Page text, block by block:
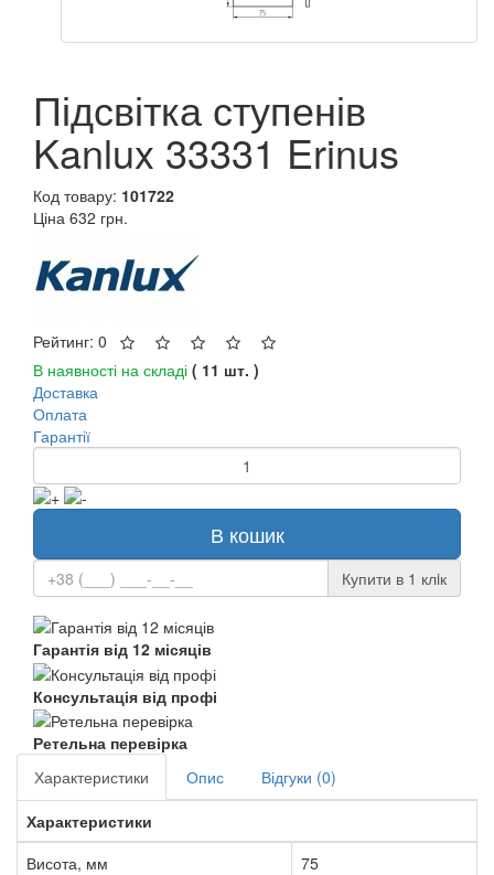
Підсвітка ступенів
Kanlux 33331 Erinus
Код товару: 101722
Ціна 632 грн.
Рейтинг: 0
В наявності на складі ( 11 шт. )
Доставка
Оплата
Гарантії
В кошик
Купити в 1 клiк
Гарантія від 12 місяців
Консультація від профі
Ретельна перевірка
Характеристики
Опис
Відгуки (0)
Характеристики
Висота, мм
75